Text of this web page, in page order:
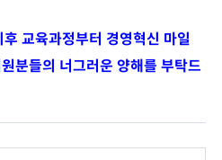
교육과정부터 경영혁신 마일
분들의 너그러운 양해를 부탁드